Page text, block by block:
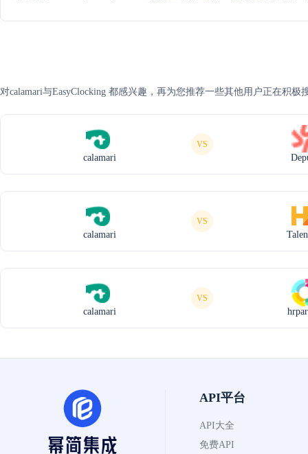
对calamari与EasyClocking 都感兴趣，再为您推荐一些其他用户正在积极
calamari
VS
calamari
VS
calamari
VS
API平台
API大全
免费API